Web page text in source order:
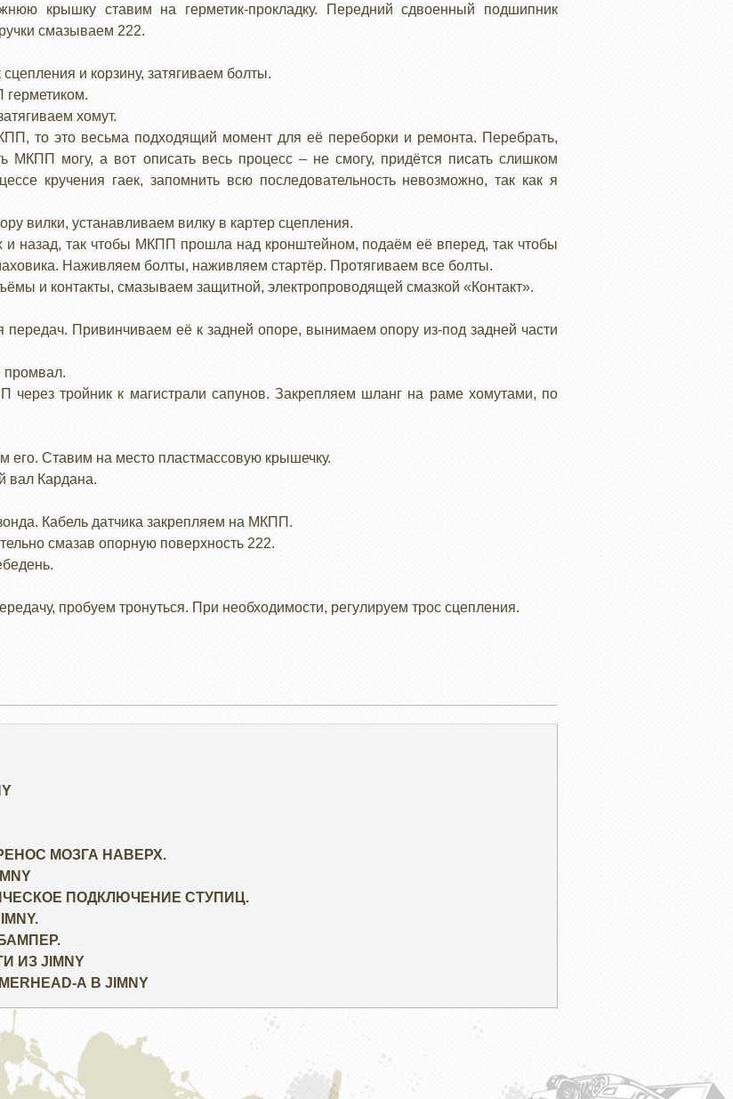
крышку ставим на герметик-прокладку. Передний сдвоенный подшипник
смазываем 222.
и корзину, затягиваем болты.
хомут.
то это весьма подходящий момент для её переборки и ремонта. Перебрать,
МКПП могу, а вот описать весь процесс – не смогу, придётся писать слишком
кручения гаек, запомнить всю последовательность невозможно, так как я
вилки, устанавливаем вилку в картер сцепления.
назад, так чтобы МКПП прошла над кронштейном, подаём её вперед, так чтобы
Наживляем болты, наживляем стартёр. Протягиваем все болты.
и контакты, смазываем защитной, электропроводящей смазкой «Контакт».
передач. Привинчиваем её к задней опоре, вынимаем опору из-под задней части
промвал.
тройник к магистрали сапунов. Закрепляем шланг на раме хомутами, по
его. Ставим на место пластмассовую крышечку.
вал Кардана.
Кабель датчика закрепляем на МКПП.
смазав опорную поверхность 222.
пробуем тронуться. При необходимости, регулируем трос сцепления.
МОЗГА НАВЕРХ.
ПОДКЛЮЧЕНИЕ СТУПИЦ.
ИЗ JIMNY
А В JIMNY